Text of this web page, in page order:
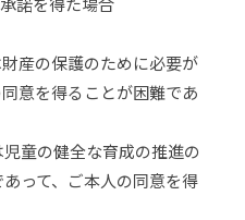
諾を得た場合
産の保護のために必要が
意を得ることが困難であ
童の健全な育成の推進の
って、ご本人の同意を得